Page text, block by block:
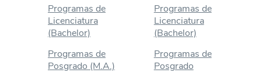
Programas de
Licenciatura
(Bachelor)
Programas de
Posgrado (M.A.)
Programas de
Licenciatura
(Bachelor)
Programas de
Posgrado